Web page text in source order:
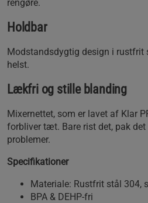
rengøre.
Holdbar
Modstandsdygtig design i rustfrit
helst.
Lækfri og stille blanding
Mixernettet, som er lavet af Klar
forbliver tæt. Bare rist det, pak
problemer.
Specifikationer
Materiale: Rustfrit stål 304,
BPA & DEHP-fri